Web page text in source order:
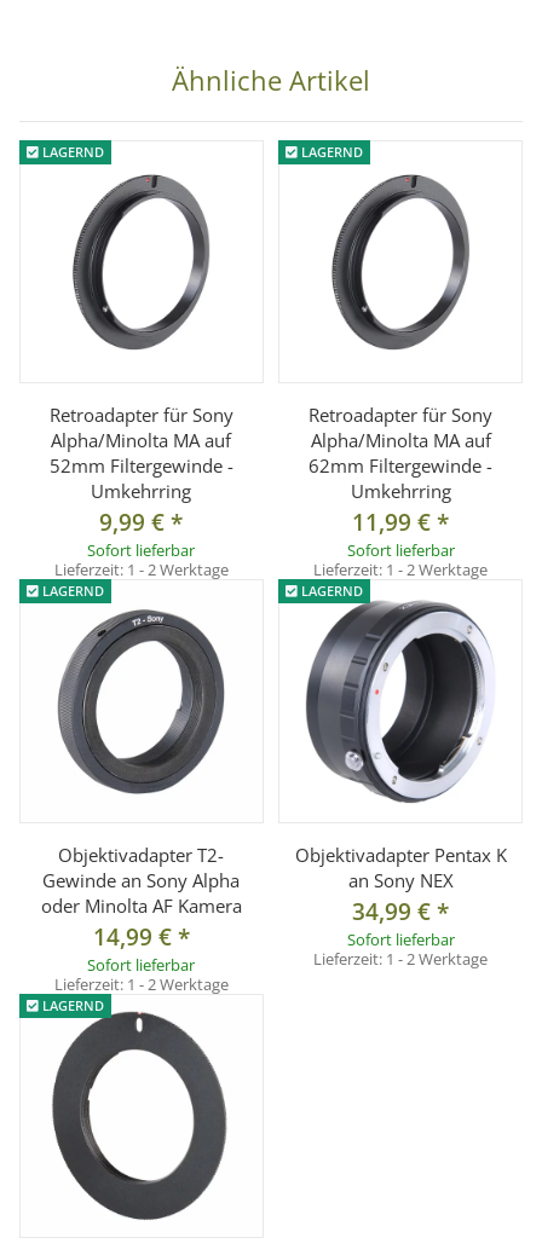
Ähnliche Artikel
LAGERND
Retroadapter für Sony
Alpha/Minolta MA auf
52mm Filtergewinde -
Umkehrring
9,99 €*
Sofort lieferbar
Lieferzeit: 1 - 2 Werktage
LAGERND
Retroadapter für Sony
Alpha/Minolta MA auf
62mm Filtergewinde -
Umkehrring
11,99 €*
Sofort lieferbar
Lieferzeit: 1 - 2 Werktage
LAGERND
Objektivadapter T2-
Gewinde an Sony Alpha
oder Minolta AF Kamera
14,99 €*
Sofort lieferbar
Lieferzeit: 1 - 2 Werktage
LAGERND
Objektivadapter Pentax K
an Sony NEX
34,99 €*
Sofort lieferbar
Lieferzeit: 1 - 2 Werktage
LAGERND